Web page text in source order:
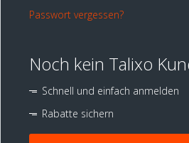
Passwort vergessen?
Noch kein Talixo
Schnell und einfach anmelden
Rabatte sichern